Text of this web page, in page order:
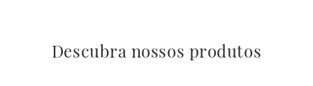
Descubra nossos produtos